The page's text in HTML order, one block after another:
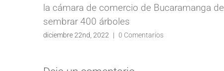
la cámara de comercio de Bucaramanga de
sembrar 400 árboles
diciembre 22nd, 2022 | 0 Comentarios